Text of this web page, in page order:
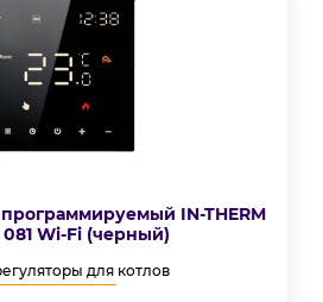
IN-THERM
081 Wi-Fi (черный)
для котлов